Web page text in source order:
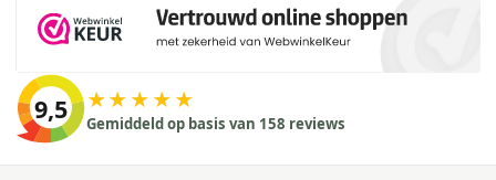
9,5 ★★★★★
Gemiddeld op basis van 158 reviews